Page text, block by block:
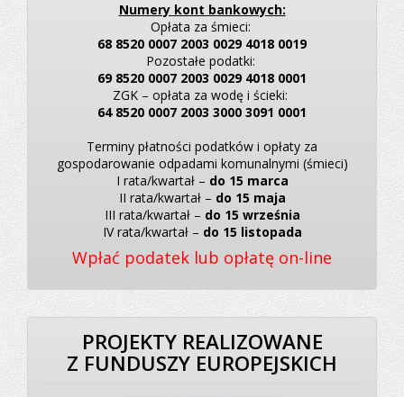
Numery kont bankowych:
Opłata za śmieci:
68 8520 0007 2003 0029 4018 0019
Pozostałe podatki:
69 8520 0007 2003 0029 4018 0001
ZGK – opłata za wodę i ścieki:
64 8520 0007 2003 3000 3091 0001
Terminy płatności podatków i opłaty za
gospodarowanie odpadami komunalnymi (śmieci)
I rata/kwartał – do 15 marca
II rata/kwartał – do 15 maja
III rata/kwartał – do 15 września
IV rata/kwartał – do 15 listopada
Wpłać podatek lub opłatę on-line
PROJEKTY REALIZOWANE
Z FUNDUSZY EUROPEJSKICH